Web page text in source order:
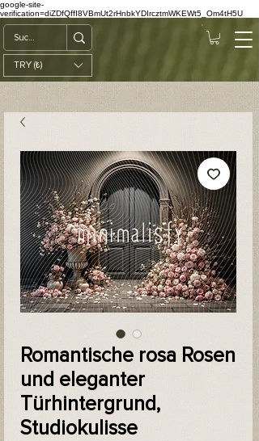
google-site-
verification=diZDfQffI8VBmUt2rHnbkYDIrcztmWKEWt5_Om4tH5U
TRY (₺)
Romantische rosa Rosen
und eleganter
Türhintergrund,
Studiokulisse